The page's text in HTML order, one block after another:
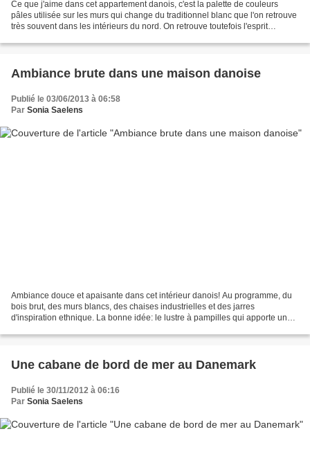
Ce que j'aime dans cet appartement danois, c'est la palette de couleurs
pâles utilisée sur les murs qui change du traditionnel blanc que l'on retrouve
très souvent dans les intérieurs du nord. On retrouve toutefois l'esprit
Ambiance brute dans une maison danoise
Publié le 03/06/2013 à 06:58
Par Sonia Saelens
Ambiance douce et apaisante dans cet intérieur danois! Au programme, du
bois brut, des murs blancs, des chaises industrielles et des jarres
d'inspiration ethnique. La bonne idée: le lustre à pampilles qui apporte une
Une cabane de bord de mer au Danemark
Publié le 30/11/2012 à 06:16
Par Sonia Saelens